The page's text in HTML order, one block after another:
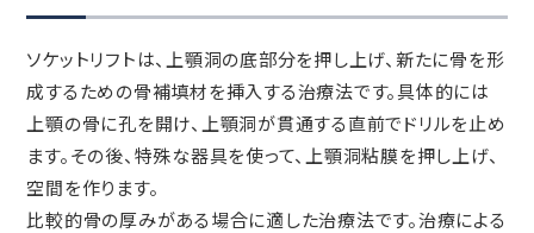
ソケットリフトは、上顎洞の底部分を押し上げ、新たに骨を形
成するための骨補填材を挿入する治療法です。具体的には
上顎の骨に孔を開け、上顎洞が貫通する直前でドリルを止め
ます。その後、特殊な器具を使って、上顎洞粘膜を押し上げ、
空間を作ります。
比較的骨の厚みがある場合に適した治療法です。治療による